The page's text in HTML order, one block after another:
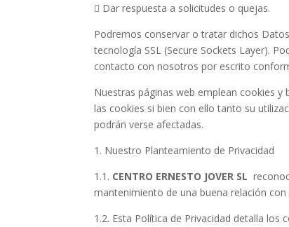
 Dar respuesta a solicitudes o quejas.
Podremos conservar o tratar dichos
tecnología SSL (Secure Sockets Layer).
contacto con nosotros por escrito
Nuestras páginas web emplean cookies
las cookies si bien con ello tanto su
podrán verse afectadas.
1. Nuestro Planteamiento de Privacidad
1.1. CENTRO ERNESTO JOVER SL
mantenimiento de una buena relación con
1.2. Esta Política de Privacidad detalla